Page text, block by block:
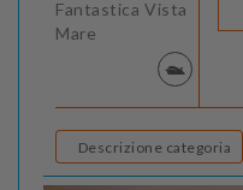
Fantastica Vista
Mare
Descrizione categoria